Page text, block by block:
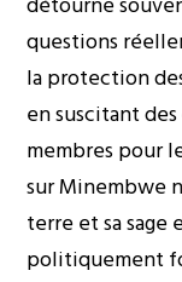
questions
la protection
en suscitant
membres pour
sur Minembwe
terre et sa
politiquement